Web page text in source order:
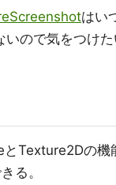
はい
ので気をつけた
Texture2Dの機
る。